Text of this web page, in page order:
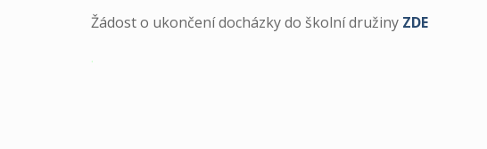
Žádost o ukončení docházky do školní družiny ZDE
.